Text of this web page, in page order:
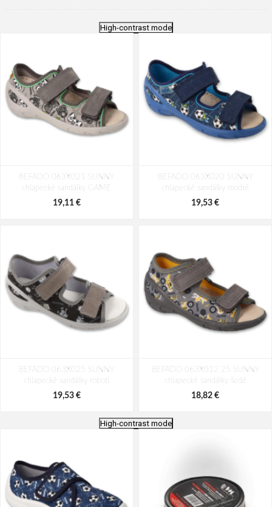
High-contrast mode
BEFADO 063X021 SUNNY
chlapecké sandálky GAME
19,11 €
BEFADO 063X020 SUNNY
chlapecké sandálky modré
19,53 €
BEFADO 063X025 SUNNY
chlapecké sandálky roboti
19,53 €
BEFADO 063X012 25 SUNNY
chlapecké sandálky šedé
18,82 €
High-contrast mode